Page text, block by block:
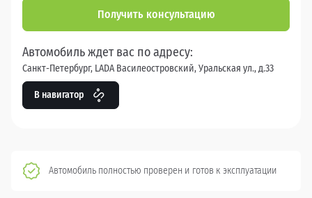
Получить консультацию
Автомобиль ждет вас по адресу:
Санкт-Петербург, LADA Василеостровский, Уральская ул., д.33
В навигатор
Автомобиль полностью проверен и готов к эксплуатации